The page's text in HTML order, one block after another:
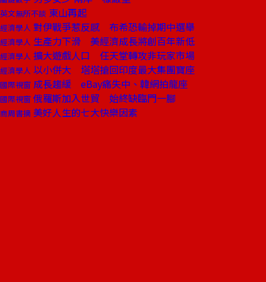
英文無所不談 東山再起
經濟學人 對伊戰爭惹反感 布希恐輸掉期中選舉
經濟學人 生產力下滑 美經濟成長將創百年新低
經濟學人 擴大遊戲人口 任天堂轉攻非玩家市場
經濟學人 以小併大 塔塔搶回印度最大集團寶座
國際視窗 成長趨緩 eBay痛失中、韓網拍龍座
國際視窗 俄羅斯加入世貿 始終缺臨門一腳
商周書摘 美好人生的七大快樂因素